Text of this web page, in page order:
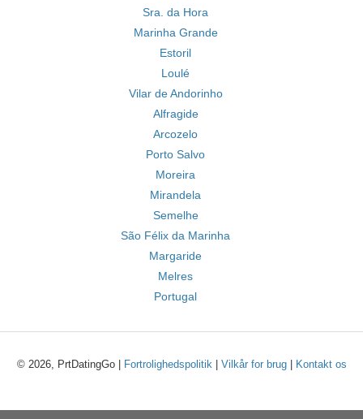
Sra. da Hora
Marinha Grande
Estoril
Loulé
Vilar de Andorinho
Alfragide
Arcozelo
Porto Salvo
Moreira
Mirandela
Semelhe
São Félix da Marinha
Margaride
Melres
Portugal
© 2026, PrtDatingGo | Fortrolighedspolitik| Vilkår for brug| Kontakt os